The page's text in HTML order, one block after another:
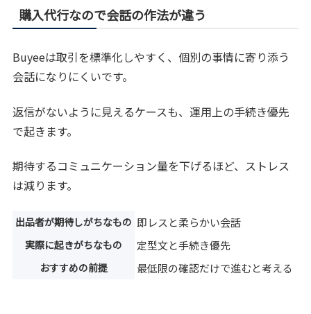
購入代行なので会話の作法が違う
Buyeeは取引を標準化しやすく、個別の事情に寄り添う
会話になりにくいです。
返信がないように見えるケースも、運用上の手続き優先
で起きます。
期待するコミュニケーション量を下げるほど、ストレス
は減ります。
出品者が期待しがちなもの 即レスと柔らかい会話
実際に起きがちなもの 定型文と手続き優先
おすすめの前提 最低限の確認だけで進むと考える